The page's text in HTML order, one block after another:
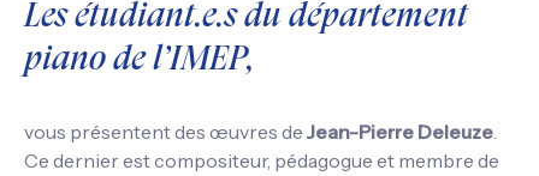
Les étudiant.e.s du département
piano de l’IMEP,
vous présentent des œuvres de Jean-Pierre Deleuze.
Ce dernier est compositeur, pédagogue et membre de